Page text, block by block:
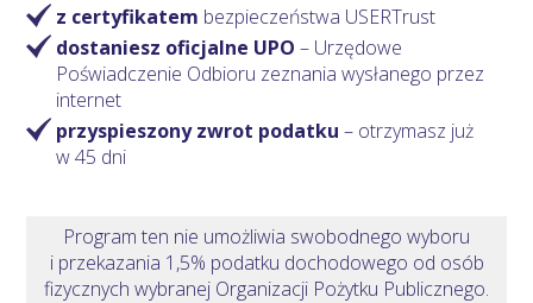
z certyfikatem bezpieczeństwa USERTrust
dostaniesz oficjalne UPO – Urzędowe
Poświadczenie Odbioru zeznania wysłanego przez
internet
przyspieszony zwrot podatku – otrzymasz już
w 45 dni
Program ten nie umożliwia swobodnego wyboru
i przekazania 1,5% podatku dochodowego od osób
fizycznych wybranej Organizacji Pożytku Publicznego.